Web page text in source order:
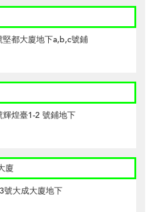
都大廈地下a,b,c號鋪
煌臺1-2 號鋪地下
廈
號大成大廈地下